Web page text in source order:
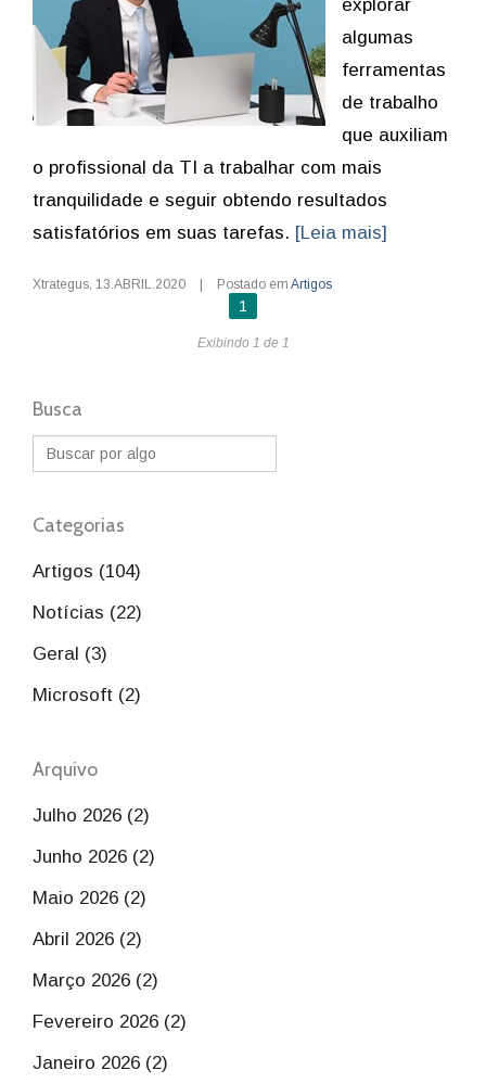
explorar
algumas
ferramentas
de trabalho
que auxiliam
o profissional da TI a trabalhar com mais
tranquilidade e seguir obtendo resultados
satisfatórios em suas tarefas. [Leia mais]
Xtrategus, 13.ABRIL.2020 Postado em Artigos
1
Exibindo 1 de 1
Busca
Categorias
Artigos (104)
Notícias (22)
Geral (3)
Microsoft (2)
Arquivo
Julho 2026 (2)
Junho 2026 (2)
Maio 2026 (2)
Abril 2026 (2)
Março 2026 (2)
Fevereiro 2026 (2)
Janeiro 2026 (2)